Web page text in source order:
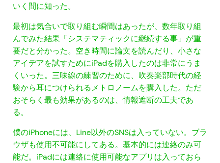
いく間に知った。
最初は気合いで取り組む瞬間はあったが、数年取り組
んでみた結果「システマティックに継続する事」が重
要だと分かった。空き時間に論文を読んだり、小さな
アイデアを試すためにiPadを購入したのは非常にうま
くいった。三味線の練習のために、吹奏楽部時代の経
験から耳につけられるメトロノームを購入した。ただ
おそらく最も効果があるのは、情報遮断の工夫であ
る。
僕のiPhoneには、Line以外のSNSは入っていない。ブラ
ウザも使用不可能にしてある。基本的には連絡のみ可
能だ。iPadには連絡に使用可能なアプリは入っておら